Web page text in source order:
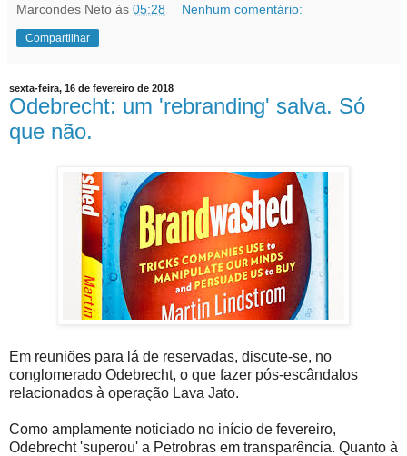
Marcondes Neto às 05:28 Nenhum comentário:
Compartilhar
sexta-feira, 16 de fevereiro de 2018
Odebrecht: um 'rebranding' salva. Só
que não.
Em reuniões para lá de reservadas, discute-se, no
conglomerado Odebrecht, o que fazer pós-escândalos
relacionados à operação Lava Jato.
Como amplamente noticiado no início de fevereiro,
Odebrecht 'superou' a Petrobras em transparência. Quanto à